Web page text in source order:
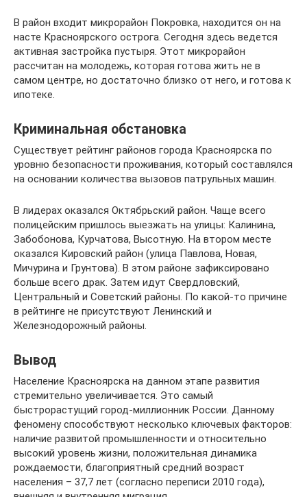
В район входит микрорайон Покровка, находится он на
насте Красноярского острога. Сегодня здесь ведется
активная застройка пустыря. Этот микрорайон
рассчитан на молодежь, которая готова жить не в
самом центре, но достаточно близко от него, и готова к
ипотеке.
Криминальная обстановка
Существует рейтинг районов города Красноярска по
уровню безопасности проживания, который составлялся
на основании количества вызовов патрульных машин.
В лидерах оказался Октябрьский район. Чаще всего
полицейским пришлось выезжать на улицы: Калинина,
Забобонова, Курчатова, Высотную. На втором месте
оказался Кировский район (улица Павлова, Новая,
Мичурина и Грунтова). В этом районе зафиксировано
больше всего драк. Затем идут Свердловский,
Центральный и Советский районы. По какой-то причине
в рейтинге не присутствуют Ленинский и
Железнодорожный районы.
Вывод
Население Красноярска на данном этапе развития
стремительно увеличивается. Это самый
быстрорастущий город-миллионник России. Данному
феномену способствуют несколько ключевых факторов:
наличие развитой промышленности и относительно
высокий уровень жизни, положительная динамика
рождаемости, благоприятный средний возраст
населения – 37,7 лет (согласно переписи 2010 года),